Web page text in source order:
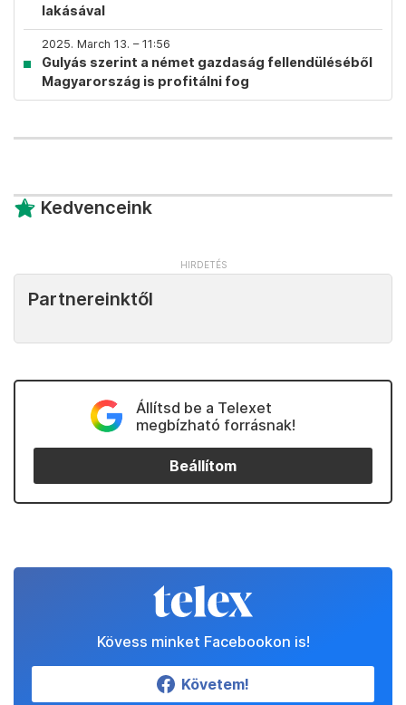
lakásával
2025. March 13. – 11:56
Gulyás szerint a német gazdaság fellendüléséből
Magyarország is profitálni fog
Kedvenceink
Partnereinktől
Állítsd be a Telexet
megbízható forrásnak!
Beállítom
Kövess minket Facebookon is!
Követem!